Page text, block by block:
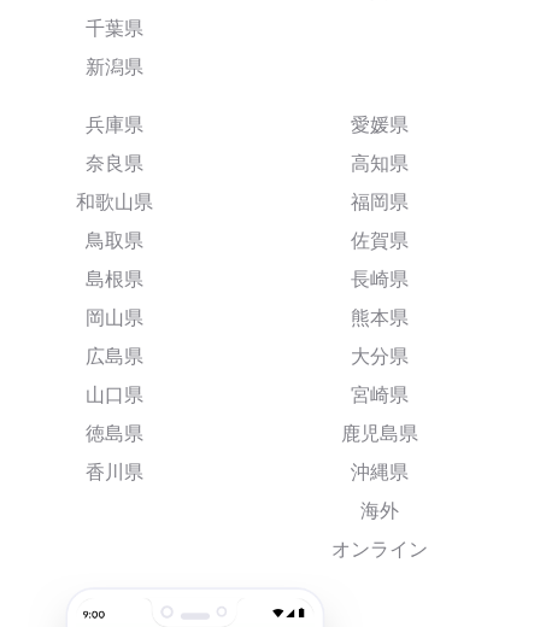
千葉県
新潟県
兵庫県
奈良県
和歌山県
鳥取県
島根県
岡山県
広島県
山口県
徳島県
香川県
愛媛県
高知県
福岡県
佐賀県
長崎県
熊本県
大分県
宮崎県
鹿児島県
沖縄県
海外
オンライン